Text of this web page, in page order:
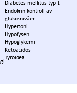
Diabetes mellitus typ 1
Endokrin kontroll av
glukosnivåer
Hypertoni
Hypofysen
Hypoglykemi
Ketoacidos
Tyroidea